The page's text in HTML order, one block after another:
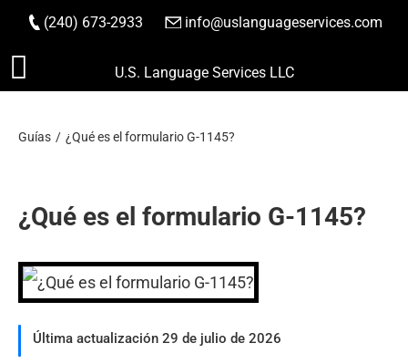
Saltar
(240) 673-2933 info@uslanguageservices.com
HACER PEDIDO
U.S. Language Services LLC
Guías ¿Qué es el formulario G-1145?
¿Qué es el formulario G-1145?
Última actualización 29 de julio de 2026